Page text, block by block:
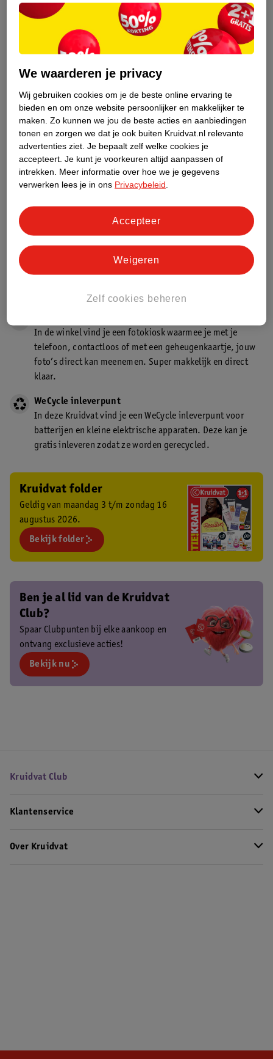
Kruidvat is een erkend specialist in
gezondheidsvraag ook is, stel hem aan
ons!
Stel je gezondheidsvraag
Ook in deze winkel
Kruidvat.nl ophaalpunt
winkel. Zo hoef je niet thuis te blijven voor de Kruidvat
Kruidvat is een gecertificeerd drogist. Dit betekent dat je
winkel én online!
In de winkel vind je een fotokiosk waarmee je met je
telefoon, contactloos of met een geheugenkaartje, jouw
foto’s direct kan meenemen. Super makkelijk en direct
klaar.
WeCycle inleverpunt
In deze Kruidvat vind je een WeCycle inleverpunt voor
batterijen en kleine elektrische apparaten. Deze kan je
gratis inleveren zodat ze worden gerecycled.
Kruidvat folder
Geldig van maandag 3 t/m zondag 16
augustus 2026.
Bekijk folder
Ben je al lid van de Kruidvat
Club?
Spaar Clubpunten bij elke aankoop en
ontvang exclusieve acties!
Bekijk nu
Kruidvat Club
Klantenservice
Over Kruidvat
We waarderen je privacy
Wij gebruiken cookies om je de beste online ervaring te
bieden en om onze website persoonlijker en makkelijker te
maken. Zo kunnen we jou de beste acties en aanbiedingen
tonen en zorgen we dat je ook buiten Kruidvat.nl relevante
advertenties ziet. Je bepaalt zelf welke cookies je
accepteert. Je kunt je voorkeuren altijd aanpassen of
intrekken.
Meer informatie over hoe we je gegevens
verwerken lees je in ons Privacybeleid
Zelf cookies beheren
Weigeren
Accepteer